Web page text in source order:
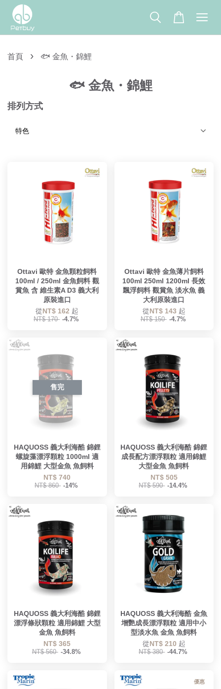
首頁 › 🐟 金魚・錦鯉
🐟 金魚・錦鯉
排列方式
Ottavi 歐特 金魚顆粒飼料
100ml / 250ml 金魚飼料 觀
賞魚 含 維生素A D3 義大利
原裝進口
從NT$ 162 起
NT$ 170 -4.7%
Ottavi 歐特 金魚薄片飼料
100ml 250ml 1200ml 長效
飄浮飼料 觀賞魚 淡水魚 義
大利原裝進口
從NT$ 143 起
NT$ 150 -4.7%
售完
HAQUOSS 義大利海酷 錦鋰
螺旋藻漂浮顆粒 1000ml 適
用錦鯉 大型金魚 魚飼料
NT$ 740
NT$ 860 -14%
HAQUOSS 義大利海酷 錦鋰
成長配方漂浮顆粒 適用錦鯉
大型金魚 魚飼料
NT$ 505
NT$ 590 -14.4%
HAQUOSS 義大利海酷 錦鋰
漂浮條狀顆粒 適用錦鯉 大型
金魚 魚飼料
NT$ 365
NT$ 560 -34.8%
HAQUOSS 義大利海酷 金魚
增艷成長漂浮顆粒 適用中小
型淡水魚 金魚 魚飼料
從NT$ 210 起
NT$ 380 -44.7%
優惠